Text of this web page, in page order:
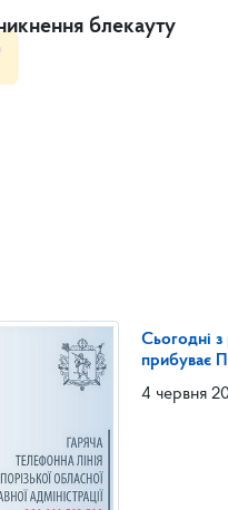
блекауту
Сьогодні
прибуває
4 червня